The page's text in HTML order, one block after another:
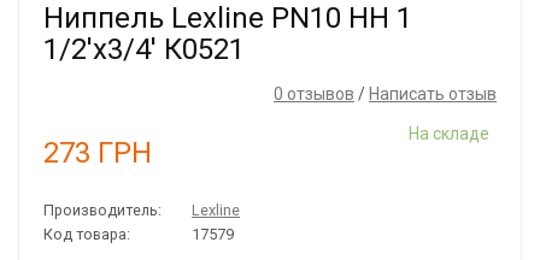
Ниппель Lexline PN10 НН 1
1/2'x3/4' К0521
0 отзывов / Написать отзыв
273 ГРН
На складе
Производитель:
Lexline
Код товара:
17579